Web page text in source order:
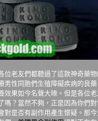
位老友們都聽過了這款神奇藥
男性同胞們生殖障礙疾病的良
效果如今名聲大噪。但是各位
嗎？當然不夠，正是因為你們
對是否有副作用產生懷疑。那